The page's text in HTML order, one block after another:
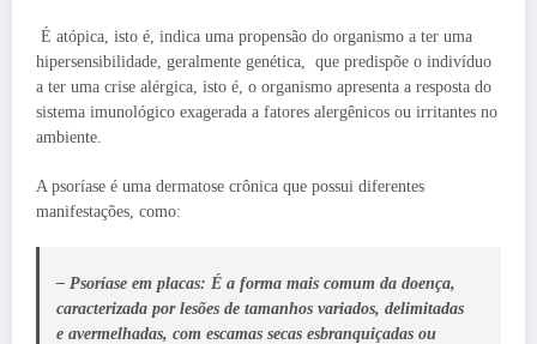
É atópica, isto é, indica uma propensão do organismo a ter uma
hipersensibilidade, geralmente genética, que predispõe o indivíduo
a ter uma crise alérgica, isto é, o organismo apresenta a resposta do
sistema imunológico exagerada a fatores alergênicos ou irritantes no
ambiente.
A psoríase é uma dermatose crônica que possui diferentes
manifestações, como:
– Psoríase em placas: É a forma mais comum da doença,
caracterizada por lesões de tamanhos variados, delimitadas
e avermelhadas, com escamas secas esbranquiçadas ou